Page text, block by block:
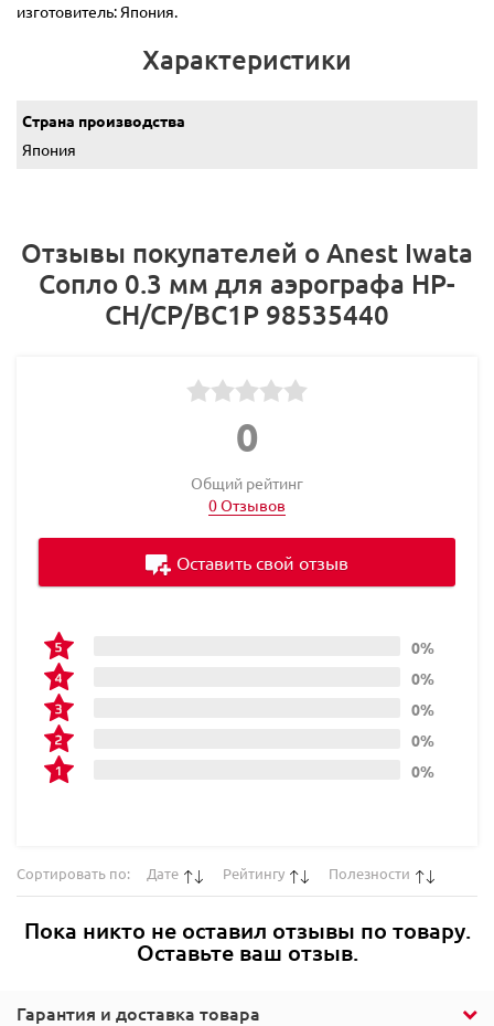
изготовитель: Япония.
Характеристики
Страна производства
Япония
Гарантия и доставка товара
Отзывы покупателей о Anest Iwata
Сопло 0.3 мм для аэрографа HP-
CH/CP/BC1P 98535440
0
Общий рейтинг
0 Отзывов
0%
0%
0%
0%
0%
Оставить свой отзыв
Сортировать по: Дате Рейтингу Полезности
Пока никто не оставил отзывы по товару.
Оставьте ваш отзыв.